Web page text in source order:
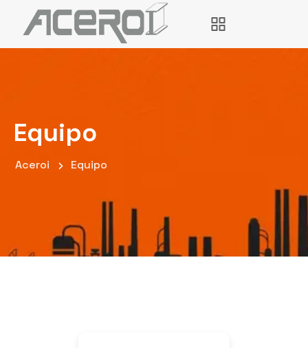
Equipo
Aceroi Equipo